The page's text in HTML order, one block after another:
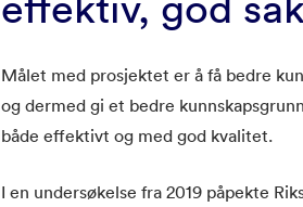
Målet med prosjektet er å få bedre
og dermed gi et bedre
både effektivt og med god kvalitet.
I en undersøkelse fra 2019 påpekte